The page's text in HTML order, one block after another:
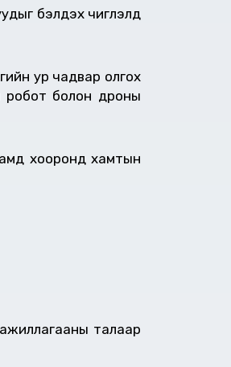
бэлдэх чиглэлд
ур чадвар олгох
робот болон дроны
хооронд хамтын
талаар